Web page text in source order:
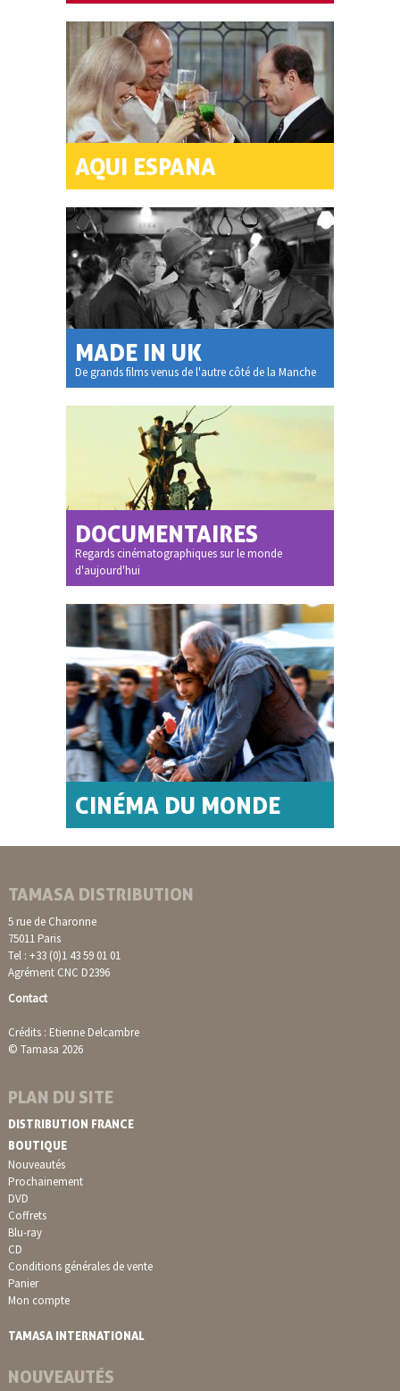
AQUI ESPANA
MADE IN UK
De grands films venus de l'autre côté de la Manche
DOCUMENTAIRES
Regards cinématographiques sur le monde
d'aujourd'hui
CINÉMA DU MONDE
TAMASA DISTRIBUTION
5 rue de Charonne
75011 Paris
Tel : +33 (0)1 43 59 01 01
Agrément CNC D2396
Contact
Crédits : Etienne Delcambre
© Tamasa 2026
PLAN DU SITE
DISTRIBUTION FRANCE
BOUTIQUE
Nouveautés
Prochainement
DVD
Coffrets
Blu-ray
CD
Conditions générales de vente
Panier
Mon compte
TAMASA INTERNATIONAL
NOUVEAUTÉS